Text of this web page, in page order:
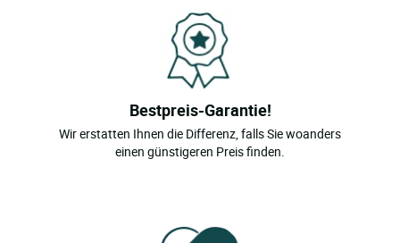
Bestpreis-Garantie!
Wir erstatten Ihnen die Differenz, falls Sie woanders
einen günstigeren Preis finden.